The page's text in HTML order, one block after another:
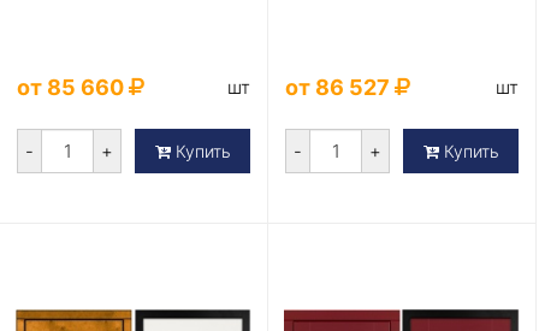
от 85 660 шт
- + Купить
от 86 527 шт
- + Купить